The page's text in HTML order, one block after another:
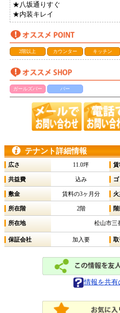
★八坂通りすぐ
★内装キレイ
2階以上 カウンター キッチン
ガールズバー バー
テナント詳細情報
広さ 11.0坪
共益費 込み
敷金 賃料の3ヶ月分
所在階 2階
所在地 松山市三
保証会社 加入要
情報を共有